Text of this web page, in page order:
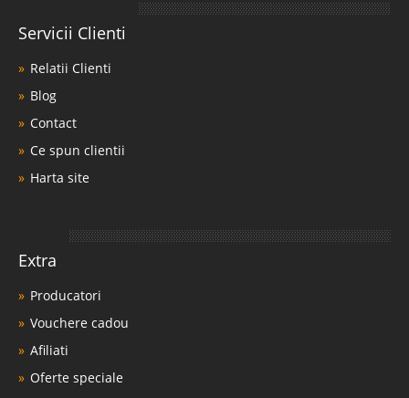
Servicii Clienti
Relatii Clienti
Blog
Contact
Ce spun clientii
Harta site
Extra
Producatori
Vouchere cadou
Afiliati
Oferte speciale